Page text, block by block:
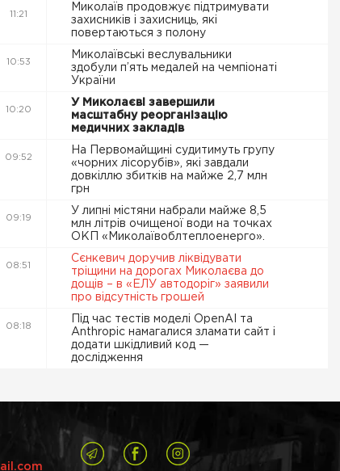
11:21
Миколаїв продовжує підтримувати
захисників і захисниць, які
повертаються з полону
10:53
Миколаївські веслувальники
здобули п’ять медалей на чемпіонаті
України
10:20
У Миколаєві завершили
масштабну реорганізацію
медичних закладів
09:52
На Первомайщині судитимуть групу
«чорних лісорубів», які завдали
довкіллю збитків на майже 2,7 млн
грн
09:19
У липні містяни набрали майже 8,5
млн літрів очищеної води на точках
ОКП «Миколаївоблтеплоенерго».
08:51
Сєнкевич доручив ліквідувати
тріщини на дорогах Миколаєва до
дощів – в «ЕЛУ автодоріг» заявили
про відсутність грошей
08:18
Під час тестів моделі OpenAI та
Anthropic намагалися зламати сайт і
додати шкідливий код —
дослідження